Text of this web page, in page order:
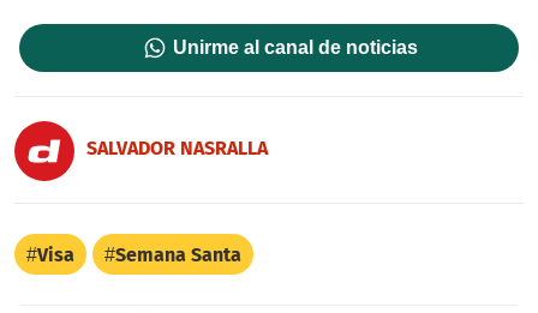
Unirme al canal de noticias
SALVADOR NASRALLA
Visa Semana Santa